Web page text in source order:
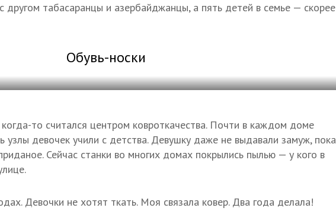
другом табасаранцы и азербайджанцы, а пять детей в семье — скорее
Обувь-носки
то считался центром ковроткачества. Почти в каждом доме
узлы девочек учили с детства. Девушку даже не выдавали замуж, пока
Сейчас станки во многих домах покрылись пылью — у кого в
Девочки не хотят ткать. Моя связала ковер. Два года делала!